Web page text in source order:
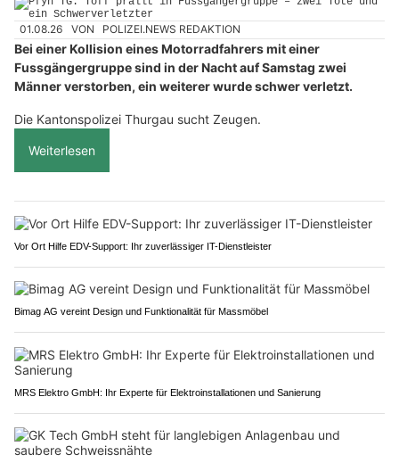
01.08.26 VON POLIZEI.NEWS REDAKTION
Bei einer Kollision eines Motorradfahrers mit einer
Fussgängergruppe sind in der Nacht auf Samstag zwei
Männer verstorben, ein weiterer wurde schwer verletzt.
Die Kantonspolizei Thurgau sucht Zeugen.
Weiterlesen
Vor Ort Hilfe EDV-Support: Ihr zuverlässiger IT-Dienstleister
Bimag AG vereint Design und Funktionalität für Massmöbel
MRS Elektro GmbH: Ihr Experte für Elektroinstallationen und Sanierung